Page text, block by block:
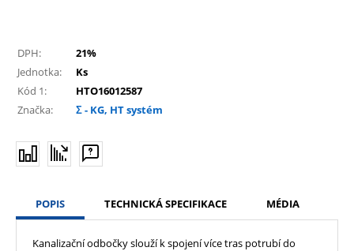
DPH:
21%
Jednotka:
Ks
Kód 1:
HTO16012587
Značka:
Σ - KG, HT systém
POPIS TECHNICKÁ SPECIFIKACE MÉDIA
Kanalizační odbočky slouží k spojení více tras potrubí do